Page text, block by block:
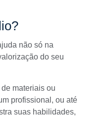
não só na
do seu
materiais ou
profissional, ou até
suas habilidades,